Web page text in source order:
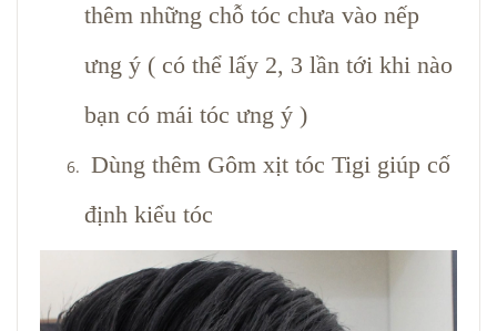
thêm những chỗ tóc chưa vào nếp
ưng ý ( có thể lấy 2, 3 lần tới khi nào
bạn có mái tóc ưng ý )
Dùng thêm Gôm xịt tóc Tigi giúp cố
định kiểu tóc